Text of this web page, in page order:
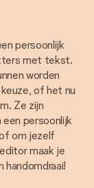
persoonlijk
met tekst.
worden
of het nu
Ze zijn
persoonlijk
om jezelf
maak je
handomdraai!